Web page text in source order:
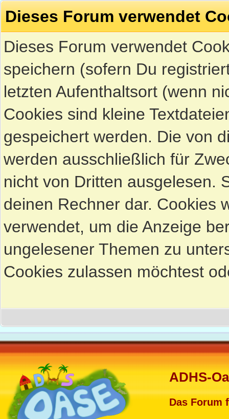
Dieses Forum verwendet
Dieses Forum verwendet
speichern (sofern Du
letzten Aufenthaltsort (wenn
Cookies sind kleine
gespeichert werden. Die von
werden ausschließlich für
nicht von Dritten ausgelesen.
deinen Rechner dar. Cookies
verwendet, um die Anzeige
ungelesener Themen zu
Cookies zulassen möchtest
ADHS-
Das Forum